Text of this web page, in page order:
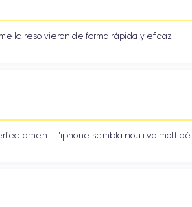
la resolvieron de forma rápida y eficaz
L'iphone sembla nou i va molt bé.